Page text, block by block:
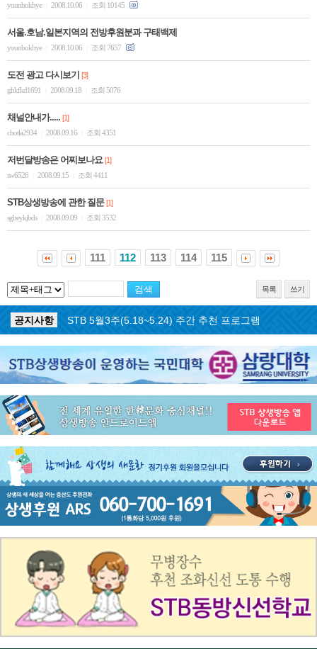
younbokhye
2008.10.06 조회 10145
서울.호남.일본지역의 전방후원분과 구태백제
younbokhye 2008.10.06 조회 7657
도전 광고 다시보기 [3]
ghkfkd1691
2008.09.18 조회 5076
채널안내가..... [1]
chotla2934
2008.09.16 조회 4351
저번달방송은 어찌보나요 [1]
sw6526
2008.09.15 조회 4411
STB상생방송에 관한 질문 [1]
sgheykjbds
2008.09.09 조회 3532
111 112 113 114 115
목록 쓰기
공지사항 ON AIR 서비스 장애 복구 안내
공지사항
STB 5월4주(5.25~5.31) 주간 추천 프로그램
공지사항
STB 5월3주(5.18~5.24) 주간 추천 프로그램
공지사항
STB 4월마지막주(4.27~5.3) 주간 추천 프로그램
STB 4월4주(4.20~4.26) 주간 추천 프로그램
공지사항
STB 4월2주(4.6~4.12) 주간 추천 프로그램
공지사항
STB 4월1주(3.30~4.5) 주간 추천 프로그램
공지사항
STB 3월4주(3.23~3.29) 주간 추천 프로그램